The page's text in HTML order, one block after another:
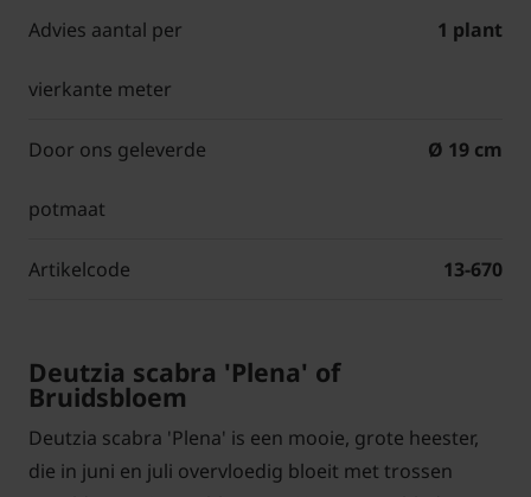
Advies aantal per
vierkante meter
1 plant
Door ons geleverde
potmaat
Ø 19 cm
Artikelcode 13-670
Deutzia scabra 'Plena' of
Bruidsbloem
Deutzia scabra 'Plena' is een mooie, grote heester,
die in juni en juli overvloedig bloeit met trossen